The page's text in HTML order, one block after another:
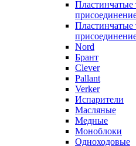
Пластинчатые
Пластинчатые
Nord
Брант
Clever
Pallant
Verker
Испарители
Масляные
Медные
Моноблоки
Одноходовые